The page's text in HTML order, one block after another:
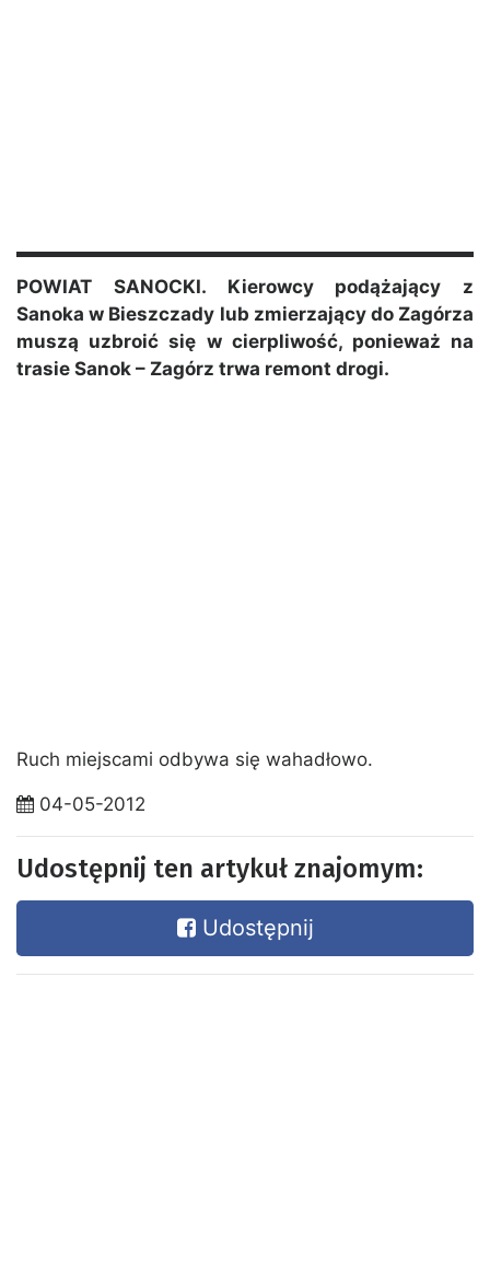
POWIAT SANOCKI. Kierowcy podążający z
Sanoka w Bieszczady lub zmierzający do Zagórza
muszą uzbroić się w cierpliwość, ponieważ na
trasie Sanok – Zagórz trwa remont drogi.
Ruch miejscami odbywa się wahadłowo.
04-05-2012
Udostępnij ten artykuł znajomym:
Udostępnij